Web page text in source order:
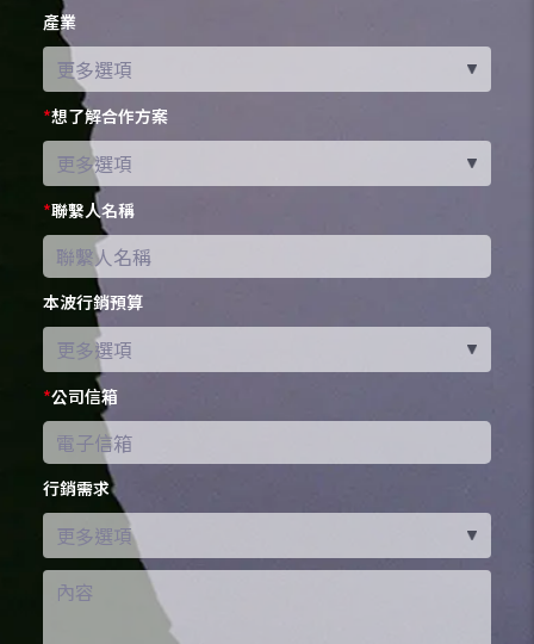
產業
*想了解合作方案
*聯繫人名稱
本波行銷預算
*公司信箱
行銷需求